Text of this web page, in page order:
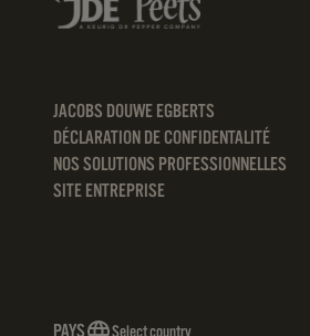
JACOBS DOUWE EGBERTS
DÉCLARATION DE CONFIDENTALITÉ
NOS SOLUTIONS PROFESSIONNELLES
SITE ENTREPRISE
PAYS Select country